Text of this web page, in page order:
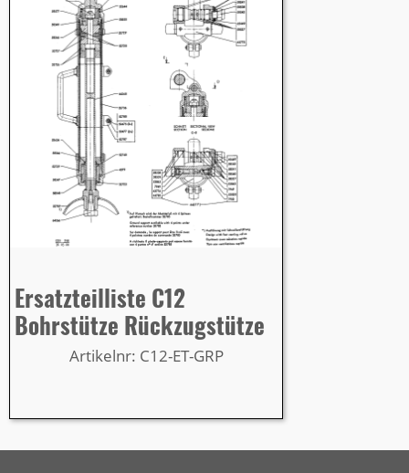
Ersatzteilliste C12
Bohrstütze Rückzugstütze
Artikelnr: C12-ET-GRP